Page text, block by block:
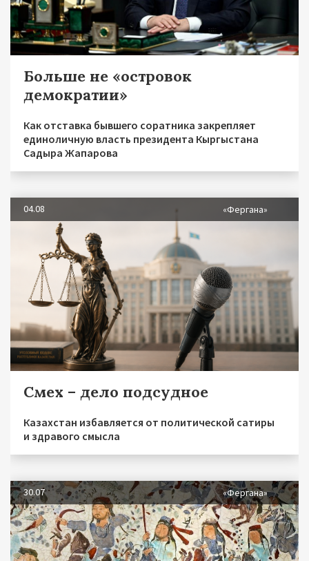
Больше не «островок
демократии»
Как отставка бывшего соратника закрепляет
единоличную власть президента Кыргыстана
Садыра Жапарова
04.08 «Фергана»
Смех – дело подсудное
Казахстан избавляется от политической сатиры
и здравого смысла
30.07 «Фергана»